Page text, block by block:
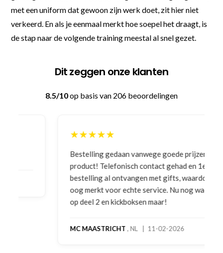
met een uniform dat gewoon zijn werk doet, zit hier niet
verkeerd. En als je eenmaal merkt hoe soepel het draagt, is
de stap naar de volgende training meestal al snel gezet.
Dit zeggen onze klanten
8.5/10op basis van 206 beoordelingen
★★★★★
Bestelling gedaan vanwege goede prijzen en
product! Telefonisch contact gehad en 1e deel
bestelling al ontvangen met gifts, waardoor je
oog merkt voor echte service. Nu nog wachten
op deel 2 en kickboksen maar!
MC MAASTRICHT, NL | 11-02-2026